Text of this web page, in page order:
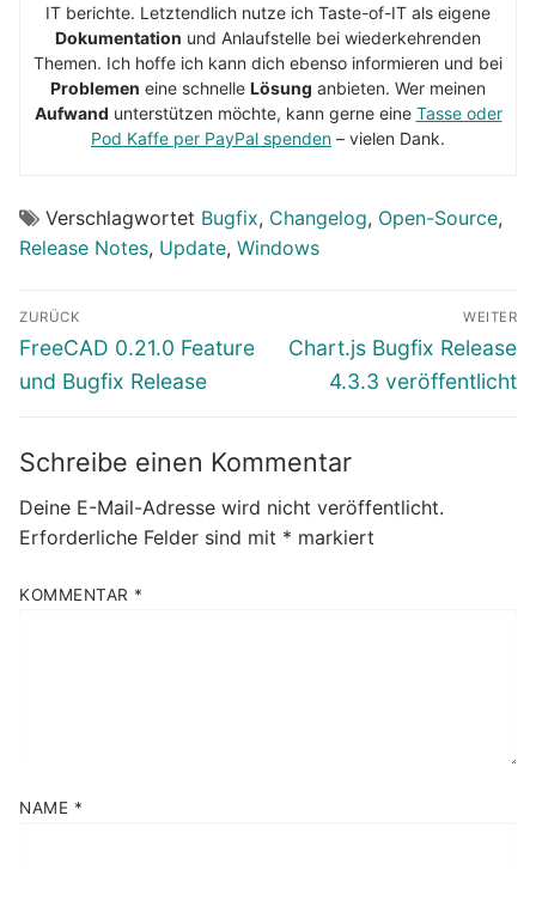
IT berichte. Letztendlich nutze ich Taste-of-IT als eigene
Dokumentation und Anlaufstelle bei wiederkehrenden
Themen. Ich hoffe ich kann dich ebenso informieren und bei
Problemen eine schnelle Lösung anbieten. Wer meinen
Aufwand unterstützen möchte, kann gerne eine Tasse oder
Pod Kaffe per PayPal spenden – vielen Dank.
Verschlagwortet Bugfix, Changelog, Open-Source,
Release Notes, Update, Windows
Beitragsnavigation
ZURÜCK
Vorheriger
Beitrag:
FreeCAD 0.21.0 Feature
und Bugfix Release
WEITER
Nächster
Beitrag:
Chart.js Bugfix Release
4.3.3 veröffentlicht
Schreibe einen Kommentar
Deine E-Mail-Adresse wird nicht veröffentlicht.
Erforderliche Felder sind mit * markiert
KOMMENTAR *
NAME *